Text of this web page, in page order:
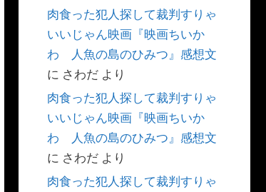
肉食った犯人探して裁判すりゃ
いいじゃん映画『映画ちいか
わ 人魚の島のひみつ』感想文
に さわだ より
肉食った犯人探して裁判すりゃ
いいじゃん映画『映画ちいか
わ 人魚の島のひみつ』感想文
に さわだ より
肉食った犯人探して裁判すりゃ